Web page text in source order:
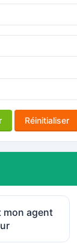
Réinitialiser
mon agent